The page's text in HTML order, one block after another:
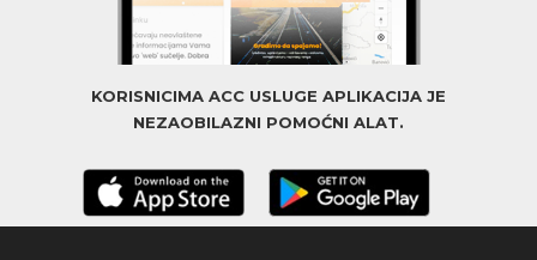
KORISNICIMA ACC USLUGE APLIKACIJA JE
NEZAOBILAZNI POMOĆNI ALAT.